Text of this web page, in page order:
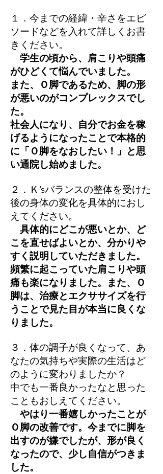
１．今までの経緯・辛さをエピ
ソードなどを入れて詳しくお書
きください。
学生の頃から、肩こりや頭痛
がひどくて悩んでいました。
また、Ｏ脚であるため、脚の形
が悪いのがコンプレックスでし
た。
社会人になり、自分でお金を稼
げるようになったことで本格的
に「Ｏ脚をなおしたい！」と思
い通院し始めました。
２．Ｋ’sバランスの整体を受けた
後の身体の変化を具体的におし
えてください。
具体的にどこが悪いとか、ど
こを直せばよいとか、分かりや
すく説明していただきました。
頻繁に起こっていた肩こりや頭
痛も楽になりました。また、Ｏ
脚は、治療とエクササイズを行
うことで見た目が本当に良くな
りました。
３．体の調子が良くなって、あ
なたの気持ちや実際の生活はど
のように変わりましたか？
中でも一番良かったなと思った
こともおしえてください。
やはり一番嬉しかったことが
Ｏ脚の改善です。今までに脚を
出すのが嫌でしたが、形が良く
なったので、少し自信がつきま
した。